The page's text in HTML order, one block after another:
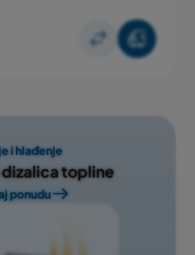
i hlađenje
topline
ponudu